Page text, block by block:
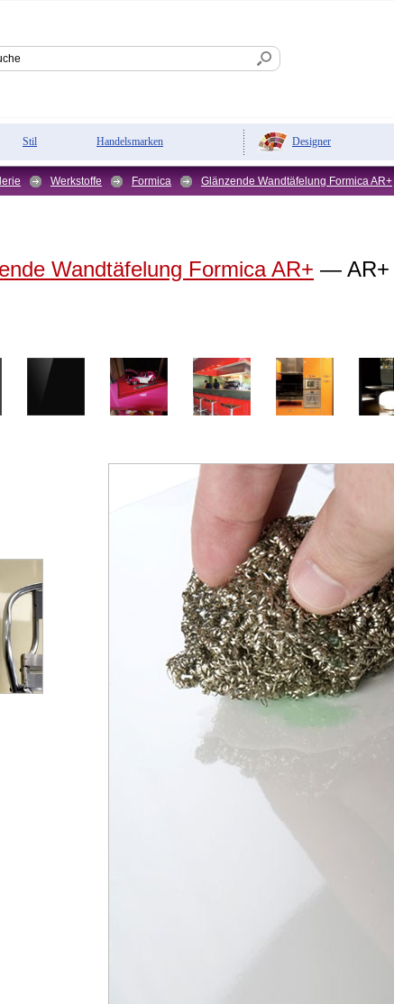
Stil Handelsmarken Designer
Werkstoffe Formica Glänzende Wandtäfelung Formica AR+
Wandtäfelung Formica AR+ — AR+